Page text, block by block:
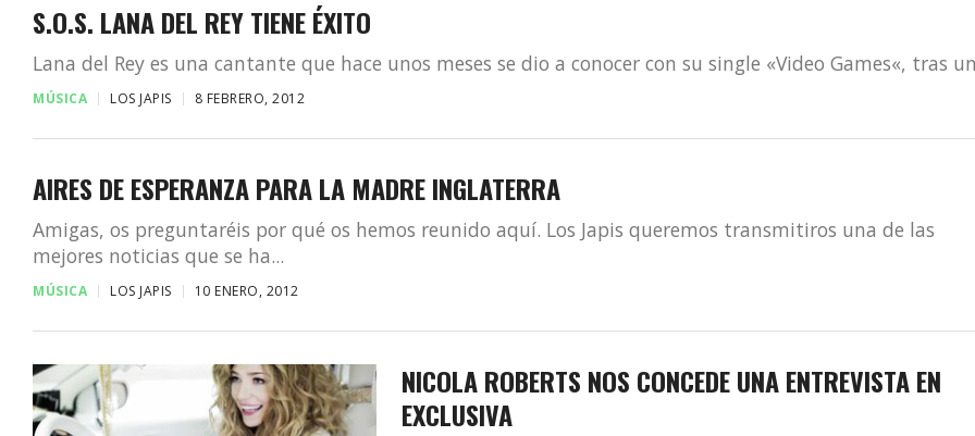
S.O.S. LANA DEL REY TIENE ÉXITO
Lana del Rey es una cantante que hace unos meses se dio a conocer con su single «Video Games«, tras
MÚSICA LOS JAPIS 8 FEBRERO, 2012
AIRES DE ESPERANZA PARA LA MADRE INGLATERRA
Amigas, os preguntaréis por qué os hemos reunido aquí. Los Japis queremos transmitiros una de las
mejores noticias que se ha...
MÚSICA LOS JAPIS 10 ENERO, 2012
NICOLA ROBERTS NOS CONCEDE UNA ENTREVISTA EN
EXCLUSIVA